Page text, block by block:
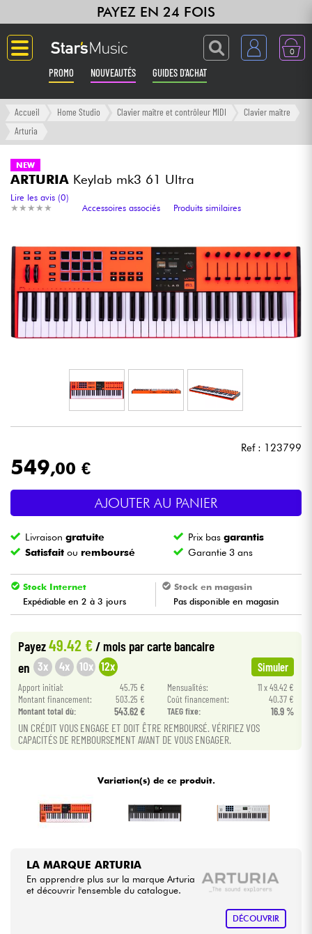
PAYEZ EN 24 FOIS
0
PROMO NOUVEAUTÉS GUIDES D'ACHAT
Langue
Amplis & Effets
Claviers & Pianos
Synthés & Sampleurs
Home Studio
Casques
Eclairage
Batteries & Percu
Vents
Violons & Quatuor
Câbles & Access.
HiFi
Packs
Accueil Home Studio Clavier maître et contrôleur MIDI
Clavier maître
Arturia
NEW
ARTURIA Keylab mk3 61 Ultra
★ ★ ★ ★ ★
★ ★ ★ ★ ★
Lire les avis (0)
Accessoires associés
Produits similaires
Ref : 123799
549,00 €
AJOUTER AU PANIER
Livraisongratuite Prix basgarantis
Satisfait ou remboursé Garantie 3 ans
Stock Internet
Expédiable en 2 à 3 jours
Stock en magasin
Pas disponible en magasin
Payez49.42 €/ mois par carte bancaire
en 3x 4x 10x 12x Simuler
Apport initial: 45.75 € Mensualités:
11 x 49.42 €
Montant financement:
503.25 € Coût financement:
40.37 €
Montant total dù:
543.62 € TAEG fixe: 16.9 %
UN CRÉDIT VOUS ENGAGE ET DOIT ÊTRE REMBOURSÉ. VÉRIFIEZ VOS
CAPACITÉS DE REMBOURSEMENT AVANT DE VOUS ENGAGER.
Variation(s) de ce produit.
LA MARQUE ARTURIA
En apprendre plus sur la marque Arturia
et découvrir l'ensemble du catalogue.
DÉCOUVRIR